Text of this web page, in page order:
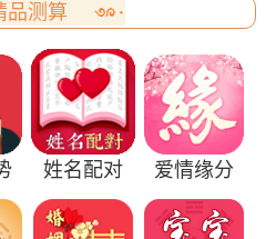
品测算
姓名配对 爱情缘分